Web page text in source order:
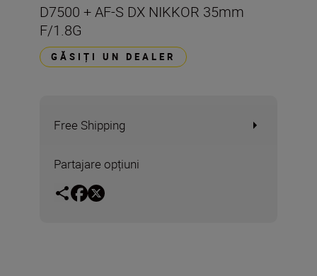
D7500 + AF-S DX NIKKOR 35mm
F/1.8G
GĂSIȚI UN DEALER
Free Shipping
Partajare opțiuni